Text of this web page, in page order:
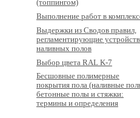
(топпингом)
Выполнение работ в
Выдержки из Сводов правил,
регламентирующие
наливных полов
Выбор цвета RAL K-7
Бесшовные полимерные
покрытия пола (наливные
бетонные полы и стяжки:
термины и определения